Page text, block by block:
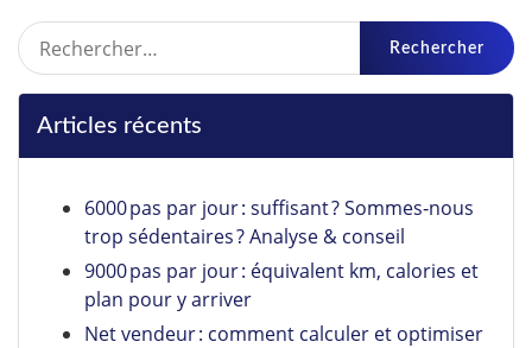
Rechercher :
Articles récents
6000 pas par jour : suffisant ? Sommes‑nous
trop sédentaires ? Analyse & conseil
9000 pas par jour : équivalent km, calories et
plan pour y arriver
Net vendeur : comment calculer et optimiser